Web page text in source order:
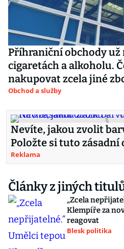
Příhraniční obchody už
cigaretách a alkoholu.
nakupovat zcela jiné
Obchod a služby
Nevíte, jakou zvolit
Položte si tuto zásadní
Reklama
Články z jiných
„Zcela
Klempíře za
reagovat
Blesk politika